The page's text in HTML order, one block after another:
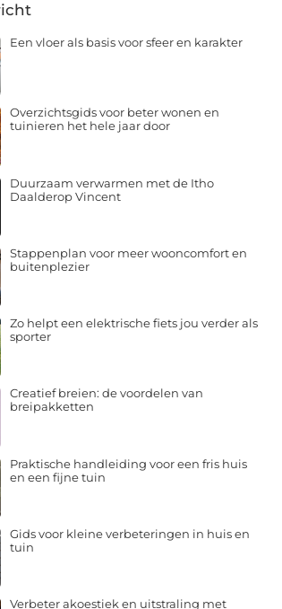
Een vloer als basis voor sfeer en karakter
Overzichtsgids voor beter wonen en
tuinieren het hele jaar door
Duurzaam verwarmen met de Itho
Daalderop Vincent
Stappenplan voor meer wooncomfort en
buitenplezier
Zo helpt een elektrische fiets jou verder als
sporter
Creatief breien: de voordelen van
breipakketten
Praktische handleiding voor een fris huis
en een fijne tuin
Gids voor kleine verbeteringen in huis en
tuin
Verbeter akoestiek en uitstraling met